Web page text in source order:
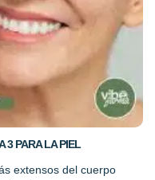
3 PARA LA PIEL
extensos del cuerpo